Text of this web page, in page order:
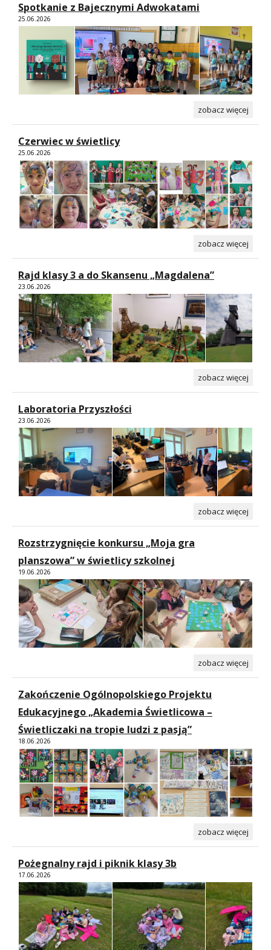
Spotkanie z Bajecznymi Adwokatami
25.06.2026
zobacz więcej
Czerwiec w świetlicy
25.06.2026
zobacz więcej
Rajd klasy 3 a do Skansenu „Magdalena”
23.06.2026
zobacz więcej
Laboratoria Przyszłości
23.06.2026
zobacz więcej
Rozstrzygnięcie konkursu „Moja gra
planszowa” w świetlicy szkolnej
19.06.2026
zobacz więcej
Zakończenie Ogólnopolskiego Projektu
Edukacyjnego „Akademia Świetlicowa –
Świetliczaki na tropie ludzi z pasją”
18.06.2026
zobacz więcej
Pożegnalny rajd i piknik klasy 3b
17.06.2026